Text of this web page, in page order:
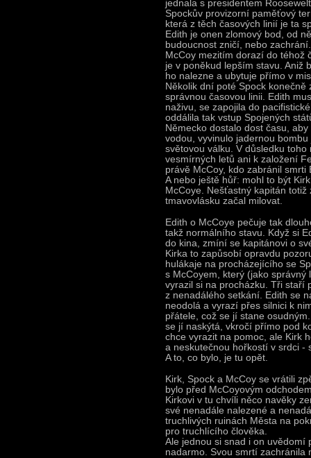
jednala s presidentem
Spockův provizorní paměťový
která z těch časových linií je ta
Edith je onen zlomový bod, od
budoucnost zničí, nebo zachrání.
McCoy mezitím dorazí do téhož
je v poněkud lepším stavu. Aniž
ho nalezne a ubytuje přímo v
Několik dní poté Spock
správnou časovou linii. Edith
naživu, se zapojila do
oddálila tak vstup Spojených
Německo dostalo dost času,
vodou, vyvinulo jadernou
světovou válku. V důsledku toho
vesmírných letů ani k založení
právě McCoy, kdo zabránil
A nebo ještě hůř: mohl to být
McCoye. Nešťastný kapitán
tmavovlásku začal milovat.
Edith o McCoye pečuje tak
takž normálního stavu. Když si
do kina, zmíní se kapitánovi o
Kirka to zapůsobí opravdu
hulákaje na procházejícího se
s McCoyem, který (jako
vyrazil si na procházku. Tři staří
z nenadálého setkání. Edith se
neodolá a vyrazí přes silnici k
přátele, což se jí stane
se jí naskýtá, vkročí přímo pod
chce vyrazit na pomoc, ale Kirk
a neskutečnou hořkostí v srdci -
A to, co bylo, je tu opět.
Kirk, Spock a McCoy se vrátili
bylo před McCoyovým
Kirkovi v tu chvíli něco navěky
své nenadále nalezené a
truchlivých ruinách Města na
pro truchlícího člověka.
Ale jednou si snad i on uvědomí
nadarmo. Svou smrtí zachránila